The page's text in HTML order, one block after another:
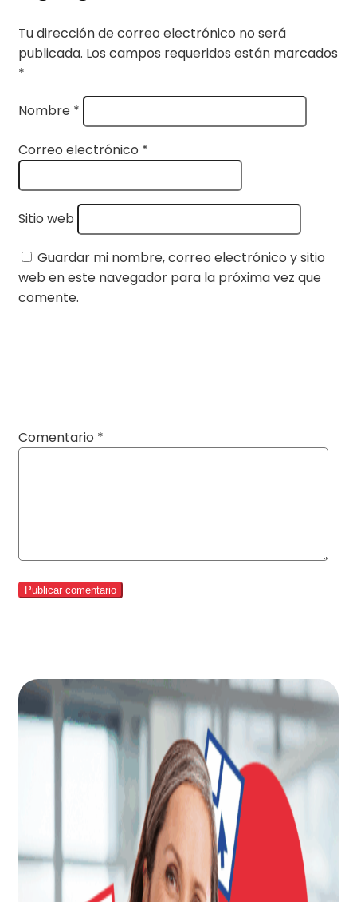
Tu dirección de correo electrónico no será
publicada. Los campos requeridos están marcados
*
Nombre *
Correo electrónico *
Sitio web
Guardar mi nombre, correo electrónico y sitio
web en este navegador para la próxima vez que
comente.
Comentario *